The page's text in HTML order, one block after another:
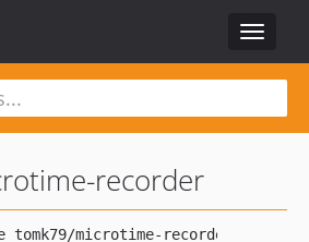
Toggle
recorder